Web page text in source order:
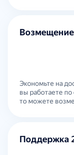
Экономьте на
вы работаете
то можете
Поддержка